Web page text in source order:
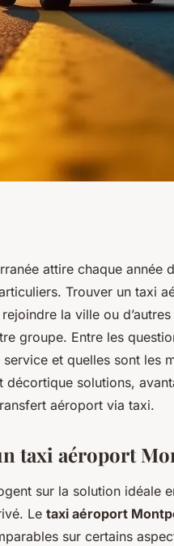
le guide
attire chaque année
Trouver un taxi
la ville ou
groupe. Entre les
et quelles sont les
décortique solutions,
aéroport via taxi.
taxi aéroport
sur la solution idéale
Le taxi aéroport
sur certains